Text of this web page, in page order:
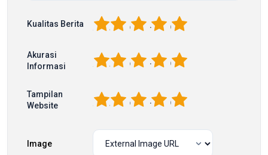
Kualitas Berita 5
4
3
2
Akurasi
Informasi
5
4
3
2
Tampilan
Website
5
4
3
2
Image